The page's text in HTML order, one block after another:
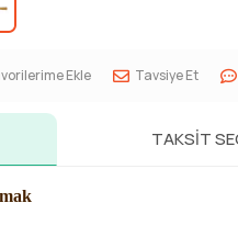
Ekle Tavsiye Et
TAKSIT